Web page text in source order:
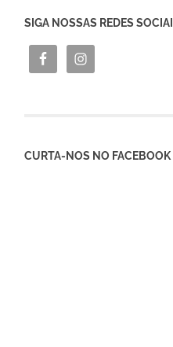
SIGA NOSSAS REDES
CURTA-NOS NO FACEBOOK